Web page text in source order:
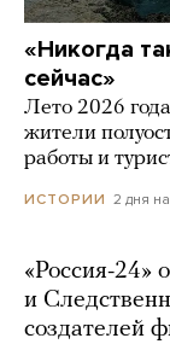
«Никогда
сейчас»
Лето 2026
жители
работы и
ИСТОРИИ 2 дня
«Россия-24»
и
создателей